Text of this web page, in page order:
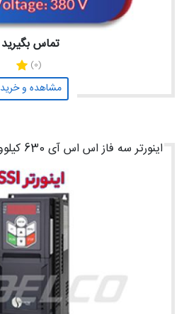
تماس بگیرید
(0)
مشاهده و خرید
اینورتر سه فاز اس اس آی 630 کیلووات SSI800-4T630G